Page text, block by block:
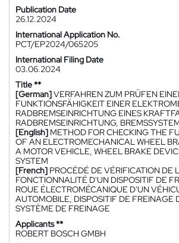
Publication Date
26.12.2024
International Application No.
PCT/EP2024/065205
International Filing Date
03.06.2024
Title **
[German]VERFAHREN ZUM PRÜFEN
FUNKTIONSFÄHIGKEIT EINER
RADBREMSEINRICHTUNG EINES
RADBREMSEINRICHTUNG,
[English] METHOD FOR CHECKING THE
OF AN ELECTROMECHANICAL WHEEL
A MOTOR VEHICLE, WHEEL BRAKE
SYSTEM
[French] PROCÉDÉ DE VÉRIFICATION DE
FONCTIONNALITÉ D'UN DISPOSITIF DE
ROUE ÉLECTROMÉCANIQUE D'UN
AUTOMOBILE, DISPOSITIF DE FREINAGE
SYSTÈME DE FREINAGE
Applicants **
ROBERT BOSCH GMBH